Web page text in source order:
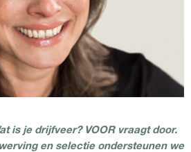
is je drijfveer? VOOR vraagt door.
en selectie ondersteunen we